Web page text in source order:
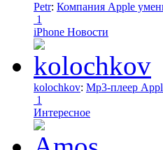
Petr: Компания Apple
1
iPhone Новости
kolochkov: Mp3-плеер
1
Интересное